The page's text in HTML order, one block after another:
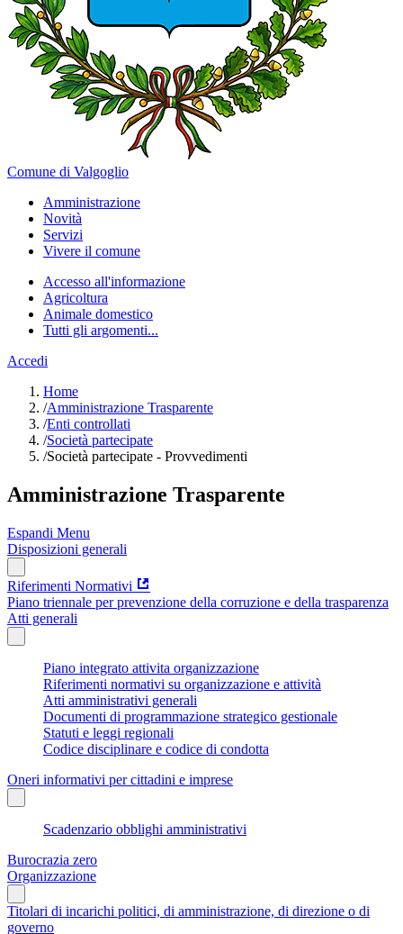
Comune di Valgoglio
Amministrazione
Novità
Servizi
Vivere il comune
Accesso all'informazione
Agricoltura
Animale domestico
Tutti gli argomenti...
Accedi
Home
/Amministrazione Trasparente
/Enti controllati
/Società partecipate
/Società partecipate - Provvedimenti
Amministrazione Trasparente
Espandi Menu
Disposizioni generali
Riferimenti Normativi
Piano triennale per prevenzione della corruzione e della trasparenza
Atti generali
Piano integrato attivita organizzazione
Riferimenti normativi su organizzazione e attività
Atti amministrativi generali
Documenti di programmazione strategico gestionale
Statuti e leggi regionali
Codice disciplinare e codice di condotta
Oneri informativi per cittadini e imprese
Scadenzario obblighi amministrativi
Burocrazia zero
Organizzazione
Titolari di incarichi politici, di amministrazione, di direzione o di
governo